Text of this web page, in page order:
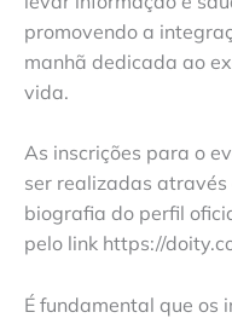
promovendo a
manhã dedicada ao
vida.
As inscrições para o
ser realizadas
biografia do perfil
pelo link https://
É fundamental que os